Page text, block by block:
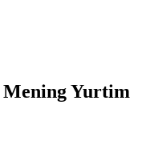
Mening Yurtim